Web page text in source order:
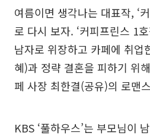
여름이면 생각나는 대표작, ‘
로 다시 보자. ‘커피프린스 1
남자로 위장하고 카페에 취업
혜)과 정략 결혼을 피하기 위
페 사장 최한결(공유)의 로맨
KBS ‘풀하우스’는 부모님이